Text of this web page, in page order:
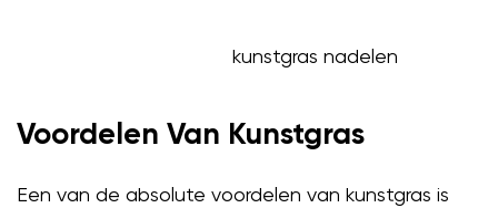
kunstgras nadelen
Voordelen Van Kunstgras
Een van de absolute voordelen van kunstgras is